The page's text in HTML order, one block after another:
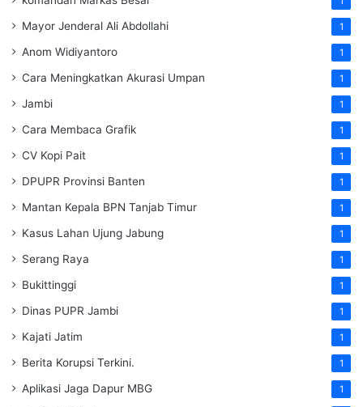
Mayor Jenderal Ali Abdollahi 1
Anom Widiyantoro 1
Cara Meningkatkan Akurasi Umpan 1
Jambi 1
Cara Membaca Grafik 1
CV Kopi Pait 1
DPUPR Provinsi Banten 1
Mantan Kepala BPN Tanjab Timur 1
Kasus Lahan Ujung Jabung 1
Serang Raya 1
Bukittinggi 1
Dinas PUPR Jambi 1
Kajati Jatim 1
Berita Korupsi Terkini. 1
Aplikasi Jaga Dapur MBG 1